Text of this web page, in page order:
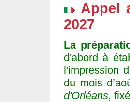
Appel
2027
La
d'abord à
l'impression
du mois
d'Orléans,